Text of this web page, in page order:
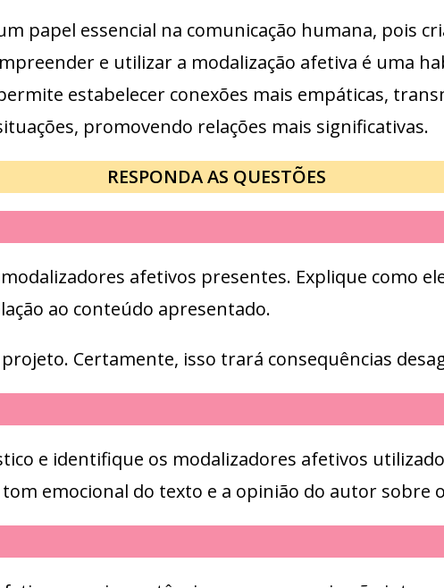
papel essencial na comunicação humana, pois
e utilizar a modalização afetiva é uma
estabelecer conexões mais empáticas,
promovendo relações mais significativas.
RESPONDA AS QUESTÕES
afetivos presentes. Explique como
ao conteúdo apresentado.
Certamente, isso trará consequências
e identifique os modalizadores afetivos
emocional do texto e a opinião do autor sobre